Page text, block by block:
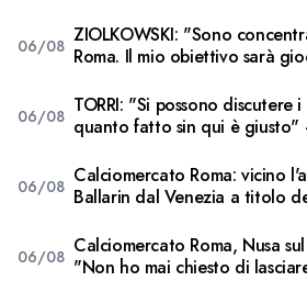
06/08 ZIOLKOWSKI: "Sono
Roma. Il mio obiettivo sarà
unica"
06/08 TORRI: "Si possono discutere
quanto fatto sin qui è giusto"
oggi è insufficiente"
06/08 Calciomercato Roma: vicino
Ballarin dal Venezia a titolo
06/08 Calciomercato Roma, Nusa
"Non ho mai chiesto di